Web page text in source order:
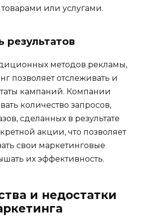
или услугами.
результатов
методов рекламы,
позволяет отслеживать и
кампаний. Компании
количество запросов,
сделанных в результате
акции, что позволяет
свои маркетинговые
их эффективность.
и недостатки